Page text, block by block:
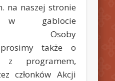
na naszej stronie
w gablocie
Osoby
prosimy także o
programem,
członków Akcji